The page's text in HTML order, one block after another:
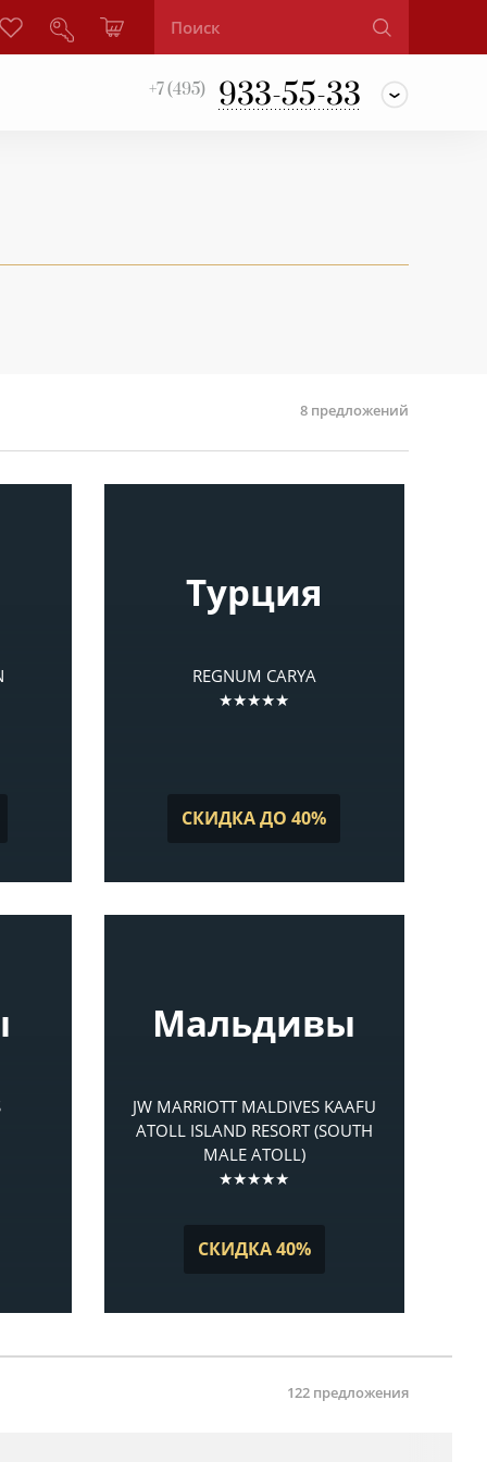
+7 (495) 933-55-33
8 предложений
Турция
REGNUM CARYA
★★★★★
СКИДКА ДО 40%
Мальдивы
JW MARRIOTT MALDIVES KAAFU
ATOLL ISLAND RESORT (SOUTH
MALE ATOLL)
★★★★★
СКИДКА 40%
122 предложения